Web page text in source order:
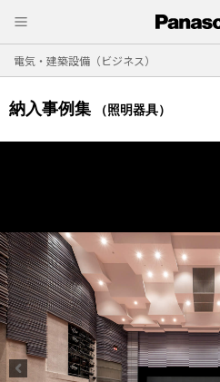
電気・建築設備（ビジネス）
納入事例集 （照明器具）